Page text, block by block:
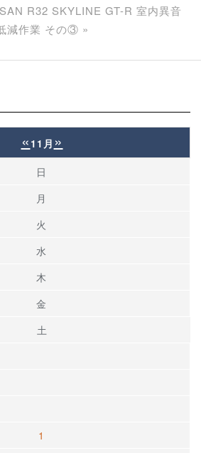
R32 SKYLINE GT-R 室内異音
減作業 その③ »
« 11月 »
日
月
火
水
木
金
土
1